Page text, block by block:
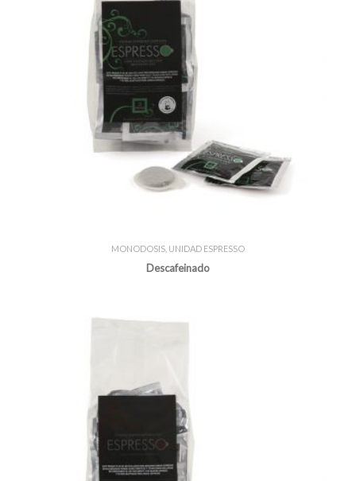
MONODOSIS UNIDAD ESPRESSO
Descafeinado